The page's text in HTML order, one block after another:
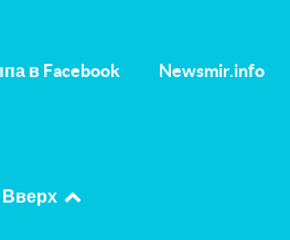
в Facebook Newsmir.info
Вверх